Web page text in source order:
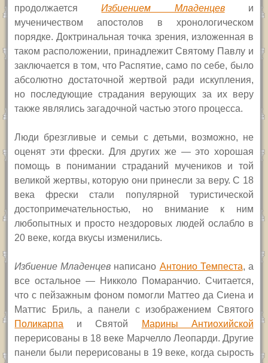
продолжаетсяИзбиением Младенцеви
мученичеством апостолов в хронологическом
порядке. Доктринальная точка зрения, изложенная в
таком расположении, принадлежит Святому Павлу и
заключается в том, что Распятие, само по себе, было
абсолютно достаточной жертвой ради искупления,
но последующие страдания верующих за их веру
также являлись загадочной частью этого процесса.
Люди брезгливые и семьи с детьми, возможно, не
оценят эти фрески. Для других же — это хорошая
помощь в понимании страданий мучеников и той
великой жертвы, которую они принесли за веру. С 18
века фрески стали популярной туристической
достопримечательностью, но внимание к ним
любопытных и просто нездоровых людей ослабло в
20 веке, когда вкусы изменились.
Избиение Младенцев написано Антонио Темпеста, а
все остальное — Никколо Помаранчио. Считается,
что с пейзажным фоном помогли Маттео да Сиена и
Маттис Бриль, а панели с изображением Святого
Поликарпа и Святой Марины Антиохийской
перерисованы в 18 веке Марчелло Леопарди. Другие
панели были перерисованы в 19 веке, когда сырость